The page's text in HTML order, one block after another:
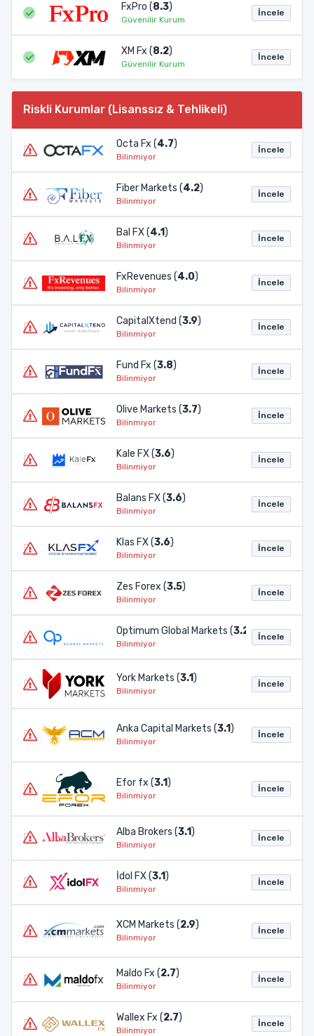
FxPro (8.3)
Güvenilir Kurum
İncele
XM Fx (8.2)
Güvenilir Kurum
İncele
Riskli Kurumlar (Lisanssız & Tehlikeli)
Octa Fx (4.7)
Bilinmiyor
İncele
Fiber Markets (4.2)
Bilinmiyor
İncele
Bal FX (4.1)
Bilinmiyor
İncele
FxRevenues (4.0)
Bilinmiyor
İncele
CapitalXtend (3.9)
Bilinmiyor
İncele
Fund Fx (3.8)
Bilinmiyor
İncele
Olive Markets (3.7)
Bilinmiyor
İncele
Kale FX (3.6)
Bilinmiyor
İncele
Balans FX (3.6)
Bilinmiyor
İncele
Klas FX (3.6)
Bilinmiyor
İncele
Zes Forex (3.5)
Bilinmiyor
İncele
Optimum Global Markets (3.2 )
Bilinmiyor
İncele
York Markets (3.1)
Bilinmiyor
İncele
Anka Capital Markets (3.1)
Bilinmiyor
İncele
Efor fx (3.1)
Bilinmiyor
İncele
Alba Brokers (3.1)
Bilinmiyor
İncele
İdol FX (3.1)
Bilinmiyor
İncele
XCM Markets (2.9)
Bilinmiyor
İncele
Maldo Fx (2.7)
Bilinmiyor
İncele
Wallex Fx (2.7)
Bilinmiyor
İncele